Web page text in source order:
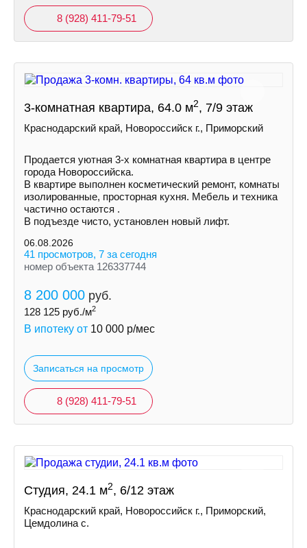
8 (928) 411-79-51
3-комнатная квартира, 64.0 м2, 7/9 этаж
Краснодарский край, Новороссийск г., Приморский
Пpoдается уютная 3-х комнатная квартира в центре
города Новороссийска.
В квартире выполнен косметический ремонт, комнаты
изолированные, просторная кухня. Мебель и техника
частично остаются .
В подъезде чисто, установлен новый лифт.
06.08.2026
41 просмотров, 7 за сегодня
номер объекта 126337744
8 200 000 руб.
128 125 руб./м2
В ипотеку от 10 000 р/мес
Записаться на просмотр
8 (928) 411-79-51
Студия, 24.1 м2, 6/12 этаж
Краснодарский край, Новороссийск г., Приморский,
Цемдолина с.